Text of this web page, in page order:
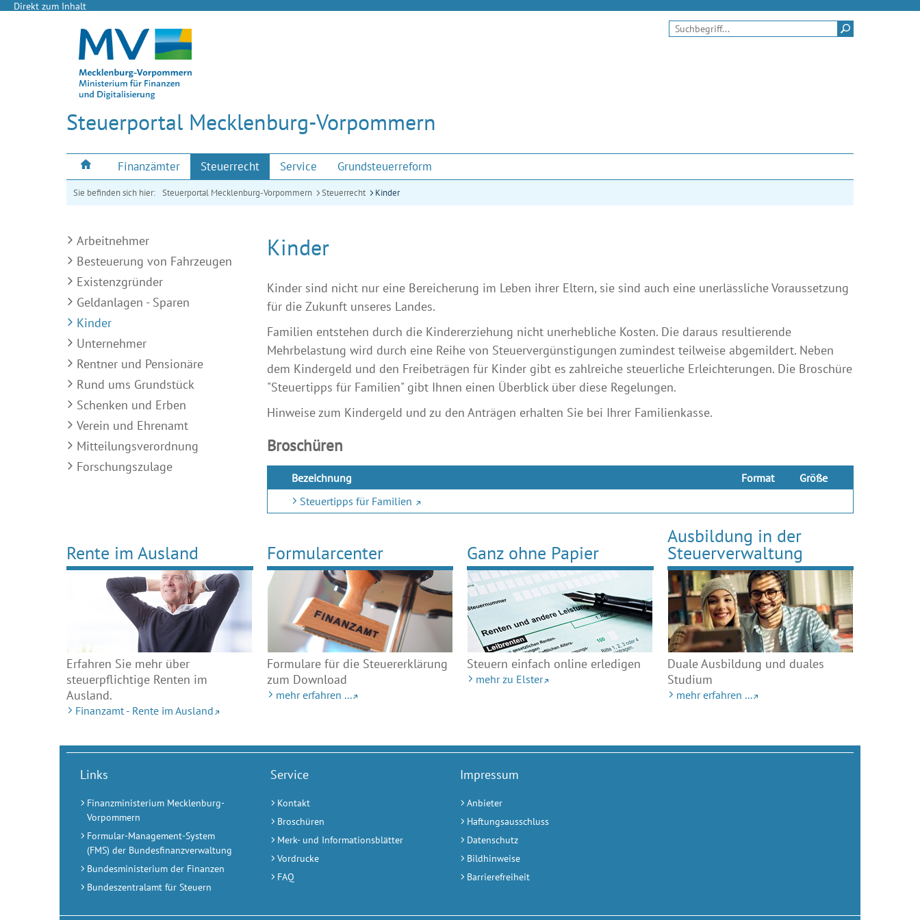
Direkt zum Inhalt
Steuerportal Mecklenburg-Vorpommern
Suchen
Finanzämter Steuerrecht Service Grundsteuerreform
Sie befinden sich hier: Steuerportal Mecklenburg-Vorpommern Steuerrecht Kinder
Arbeitnehmer
Besteuerung von Fahrzeugen
Existenzgründer
Geldanlagen - Sparen
Kinder
Unternehmer
Rentner und Pensionäre
Rund ums Grundstück
Schenken und Erben
Verein und Ehrenamt
Mitteilungsverordnung
Forschungszulage
Kinder
Kinder sind nicht nur eine Bereicherung im Leben ihrer Eltern, sie sind auch eine unerlässliche Voraussetzung
für die Zukunft unseres Landes.
Familien entstehen durch die Kindererziehung nicht unerhebliche Kosten. Die daraus resultierende
Mehrbelastung wird durch eine Reihe von Steuervergünstigungen zumindest teilweise abgemildert. Neben
dem Kindergeld und den Freibeträgen für Kinder gibt es zahlreiche steuerliche Erleichterungen. Die Broschüre
"Steuertipps für Familien" gibt Ihnen einen Überblick über diese Regelungen.
Hinweise zum Kindergeld und zu den Anträgen erhalten Sie bei Ihrer Familienkasse.
Broschüren
Bezeichnung Format
Größe
Steuertipps für Familien
Rente im Ausland
Erfahren Sie mehr über
steuerpflichtige Renten im
Ausland.
Finanzamt - Rente im Ausland
Formularcenter
Formulare für die Steuererklärung
zum Download
mehr erfahren ...
Ganz ohne Papier
Steuern einfach online erledigen
mehr zu Elster
Ausbildung in der
Steuerverwaltung
Duale Ausbildung und duales
Studium
mehr erfahren ...
Links
Finanzministerium Mecklenburg-
Vorpommern
Formular-Management-System
(FMS) der Bundesfinanzverwaltung
Bundesministerium der Finanzen
Bundeszentralamt für Steuern
Service
Kontakt
Broschüren
Merk- und Informationsblätter
Vordrucke
FAQ
Impressum
Anbieter
Haftungsausschluss
Datenschutz
Bildhinweise
Barrierefreiheit